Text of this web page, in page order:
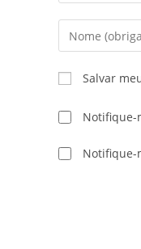
Salvar
Notifique-
Notifique-